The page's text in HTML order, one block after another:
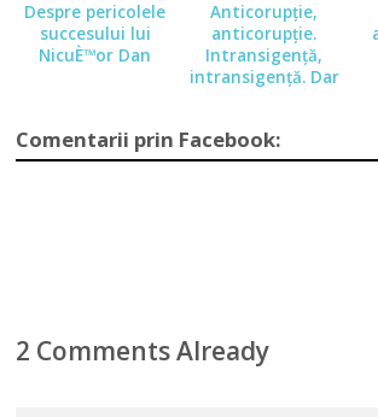
Despre pericolele
succesului lui
NicuÈ™or Dan
Anticorupție,
anticorupție.
Intransigență,
intransigență. Dar
Comentarii prin Facebook:
2 Comments Already